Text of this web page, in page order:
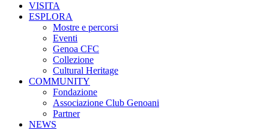
VISITA
ESPLORA
Mostre e percorsi
Eventi
Genoa CFC
Collezione
Cultural Heritage
COMMUNITY
Fondazione
Associazione Club Genoani
Partner
NEWS